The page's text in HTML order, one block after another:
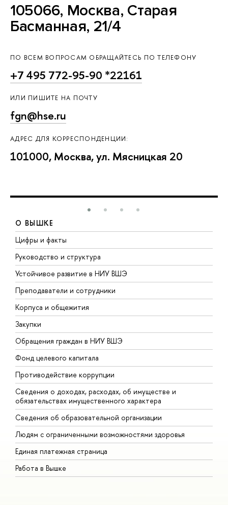
105066, Москва, Старая
Басманная, 21/4
ПО ВСЕМ ВОПРОСАМ ОБРАЩАЙТЕСЬ ПО ТЕЛЕФОНУ
+7 495 772-95-90 *22161
ИЛИ ПИШИТЕ НА ПОЧТУ
fgn@hse.ru
АДРЕС ДЛЯ КОРРЕСПОНДЕНЦИИ:
101000, Москва, ул. Мясницкая 20
О ВЫШКЕ
Цифры и факты
Руководство и структура
Устойчивое развитие в НИУ ВШЭ
Преподаватели и сотрудники
Корпуса и общежития
Закупки
Обращения граждан в НИУ ВШЭ
Фонд целевого капитала
Противодействие коррупции
Сведения о доходах, расходах, об имуществе и
обязательствах имущественного характера
Сведения об образовательной организации
Людям с ограниченными возможностями здоровья
Единая платежная страница
Работа в Вышке